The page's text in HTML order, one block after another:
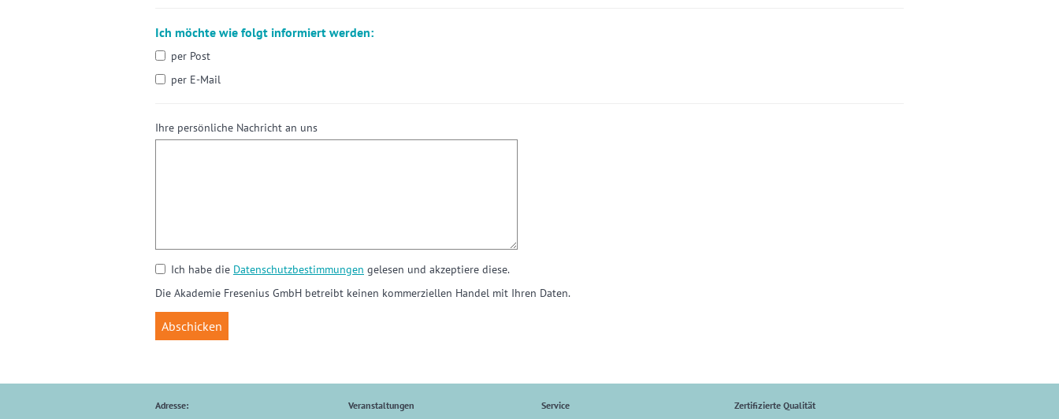
Ich möchte wie folgt informiert werden:
per Post
per E-Mail
Ihre persönliche Nachricht an uns
Ich habe die Datenschutzbestimmungen gelesen und akzeptiere diese.
Die Akademie Fresenius GmbH betreibt keinen kommerziellen Handel mit Ihren Daten.
Adresse:
Veranstaltungen
Service
Zertifizierte Qualität